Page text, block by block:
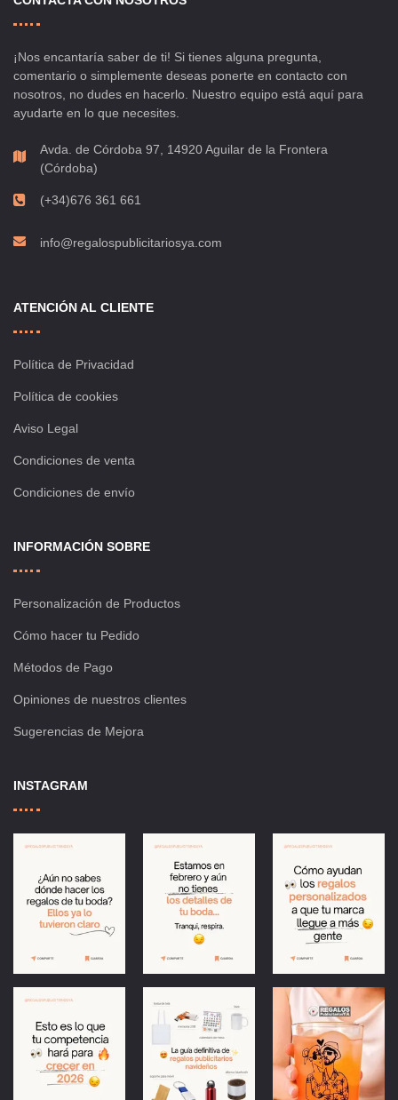
¡Nos encantaría saber de ti! Si tienes alguna pregunta,
comentario o simplemente deseas ponerte en contacto con
nosotros, no dudes en hacerlo. Nuestro equipo está aquí para
ayudarte en lo que necesites.
Avda. de Córdoba 97, 14920 Aguilar de la Frontera
(Córdoba)
(+34)676 361 661
info@regalospublicitariosya.com
ATENCIÓN AL CLIENTE
Política de Privacidad
Política de cookies
Aviso Legal
Condiciones de venta
Condiciones de envío
INFORMACIÓN SOBRE
Personalización de Productos
Cómo hacer tu Pedido
Métodos de Pago
Opiniones de nuestros clientes
Sugerencias de Mejora
INSTAGRAM